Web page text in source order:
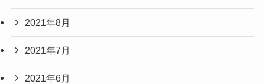
2021年8月
2021年7月
2021年6月